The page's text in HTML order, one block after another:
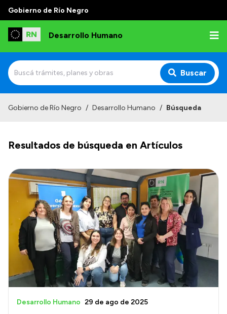
Gobierno de Río Negro
Desarrollo Humano
Buscar
Misión
Autoridades
Delegaciones
Normativa
Transparencia
Presupuesto
Boletín Oficial
Compras y licitaciones
Gobierno de Río Negro / Desarrollo Humano / Búsqueda
Resultados de búsqueda en Artículos
Desarrollo Humano 29 de ago de 2025